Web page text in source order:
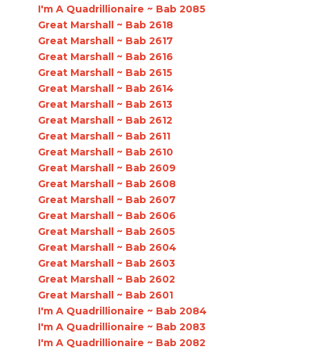
I'm A Quadrillionaire ~ Bab 2085
Great Marshall ~ Bab 2618
Great Marshall ~ Bab 2617
Great Marshall ~ Bab 2616
Great Marshall ~ Bab 2615
Great Marshall ~ Bab 2614
Great Marshall ~ Bab 2613
Great Marshall ~ Bab 2612
Great Marshall ~ Bab 2611
Great Marshall ~ Bab 2610
Great Marshall ~ Bab 2609
Great Marshall ~ Bab 2608
Great Marshall ~ Bab 2607
Great Marshall ~ Bab 2606
Great Marshall ~ Bab 2605
Great Marshall ~ Bab 2604
Great Marshall ~ Bab 2603
Great Marshall ~ Bab 2602
Great Marshall ~ Bab 2601
I'm A Quadrillionaire ~ Bab 2084
I'm A Quadrillionaire ~ Bab 2083
I'm A Quadrillionaire ~ Bab 2082